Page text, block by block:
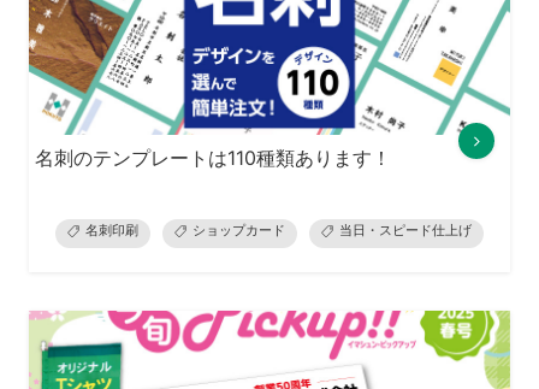
名刺のテンプレートは110種類あります！
名刺印刷 ショップカード 当日・スピード仕上げ